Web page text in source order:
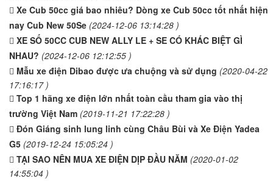
Xe Cub 50cc giá bao nhiêu? Dòng xe Cub 50cc tốt nhất hiện
nay Cub New 50Se (2024-12-06 13:14:28 )
XE SỐ 50CC CUB NEW ALLY LE + SE CÓ KHÁC BIỆT GÌ
NHAU? (2024-12-06 12:12:55 )
Mẫu xe điện Dibao được ưa chuộng và sử dụng (2020-04-22
17:16:17 )
Top 1 hãng xe điện lớn nhất toàn cầu tham gia vào thị
trường Việt Nam (2019-11-21 17:22:28 )
Đón Giáng sinh lung linh cùng Châu Bùi và Xe Điện Yadea
G5 (2019-12-24 15:05:24 )
TẠI SAO NÊN MUA XE ĐIỆN DỊP ĐẦU NĂM (2020-01-02
14:55:04 )